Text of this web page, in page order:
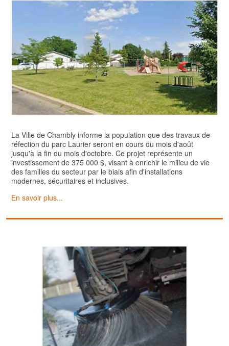
La Ville de Chambly informe la population que des travaux de
réfection du parc Laurier seront en cours du mois d'août
jusqu'à la fin du mois d'octobre. Ce projet représente un
investissement de 375 000 $, visant à enrichir le milieu de vie
des familles du secteur par le biais afin d'installations
modernes, sécuritaires et inclusives.
En savoir plus...